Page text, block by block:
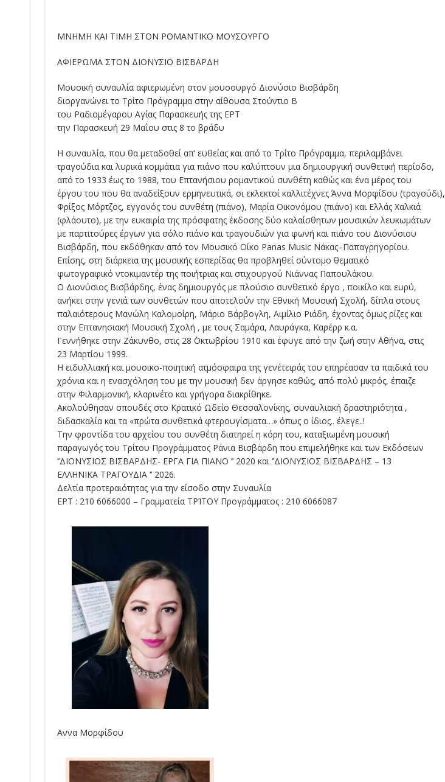
ΜΝΗΜΗ ΚΑΙ ΤΙΜΗ ΣΤΟΝ ΡΟΜΑΝΤΙΚΟ ΜΟΥΣΟΥΡΓΟ
ΑΦΙΕΡΩΜΑ ΣΤΟΝ ΔΙΟΝΥΣΙΟ ΒΙΣΒΑΡΔΗ
Μουσική συναυλία αφιερωμένη στον μουσουργό Διονύσιο Βισβάρδη
διοργανώνει το Τρίτο Πρόγραμμα στην αίθουσα Στούντιο Β
του Ραδιομέγαρου Αγίας Παρασκευής της ΕΡΤ
την Παρασκευή 29 Μαΐου στις 8 το βράδυ
Η συναυλία, που θα μεταδοθεί απ’ ευθείας και από το Τρίτο Πρόγραμμα, περιλαμβάνει
τραγούδια και λυρικά κομμάτια για πιάνο που καλύπτουν μια δημιουργική συνθετική περίοδο,
από το 1933 έως το 1988, του Επτανήσιου ρομαντικού συνθέτη καθώς και ένα μέρος του
έργου του που θα αναδείξουν ερμηνευτικά, οι εκλεκτοί καλλιτέχνες Άννα Μορφίδου (τραγούδι),
Φρίξος Μόρτζος, εγγονός του συνθέτη (πιάνο), Μαρία Οικονόμου (πιάνο) και Ελλάς Χαλκιά
(φλάουτο), με την ευκαιρία της πρόσφατης έκδοσης δύο καλαίσθητων μουσικών λευκωμάτων
με παρτιτούρες έργων για σόλο πιάνο και τραγουδιών για φωνή και πιάνο του Διονύσιου
Βισβάρδη, που εκδόθηκαν από τον Μουσικό Οίκο Panas Music Νάκας–Παπαγρηγορίου.
Επίσης, στη διάρκεια της μουσικής εσπερίδας θα προβληθεί σύντομο θεματικό
φωτογραφικό ντοκιμαντέρ της ποιήτριας και στιχουργού Νιάννας Παπουλάκου.
Ο Διονύσιος Βισβάρδης, ένας δημιουργός με πλούσιο συνθετικό έργο , ποικίλο και ευρύ,
ανήκει στην γενιά των συνθετών που αποτελούν την Εθνική Μουσική Σχολή, δίπλα στους
παλαιότερους Μανώλη Καλομοίρη, Μάριο Βάρβογλη, Αιμίλιο Ριάδη, έχοντας όμως ρίζες και
στην Επτανησιακή Μουσική Σχολή , με τους Σαμάρα, Λαυράγκα, Καρέρρ κ.α.
Γεννήθηκε στην Ζάκυνθο, στις 28 ΄Οκτωβρίου 1910 και έφυγε από την ζωή στην ΄Αθήνα, στις
23 Μαρτίου 1999.
Η ειδυλλιακή και μουσικο-ποιητική ατμόσφαιρα της γενέτειράς του επηρέασαν τα παιδικά του
χρόνια και η ενασχόληση του με την μουσική δεν άργησε καθώς, από πολύ μικρός, έπαιζε
στην Φιλαρμονική, κλαρινέτο και γρήγορα διακρίθηκε.
Ακολούθησαν σπουδές στο Κρατικό Ωδείο Θεσσαλονίκης, συναυλιακή δραστηριότητα ,
διδασκαλία και τα «πρώτα συνθετικά φτερουγίσματα…» όπως ο ίδιος.. έλεγε..!
Την φροντίδα του αρχείου του συνθέτη διατηρεί η κόρη του, καταξιωμένη μουσική
παραγωγός του Τρίτου Προγράμματος Ράνια Βισβάρδη που επιμελήθηκε και των Εκδόσεων
‘’ΔΙΟΝΥΣΙΟΣ ΒΙΣΒΑΡΔΗΣ- ΕΡΓΑ ΓΙΑ ΠΙΑΝΟ ‘’ 2020 και ‘’ΔΙΟΝΥΣΙΟΣ ΒΙΣΒΑΡΔΗΣ – 13
ΕΛΛΗΝΙΚΑ ΤΡΑΓΟΥΔΙΑ ‘’ 2026.
Δελτία προτεραιότητας για την είσοδο στην Συναυλία
ΕΡΤ : 210 6066000 – Γραμματεία ΤΡΊΤΟΥ Προγράμματος : 210 6066087
Αννα Μορφίδου